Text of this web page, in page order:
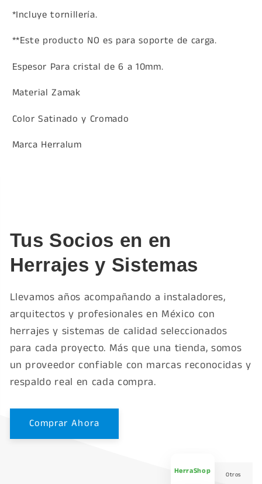
*Incluye tornillería.
**Este producto NO es para soporte de carga.
Espesor Para cristal de 6 a 10mm.
Material Zamak
Color Satinado y Cromado
Marca Herralum
Tus Socios en en
Herrajes y Sistemas
Llevamos años acompañando a instaladores,
arquitectos y profesionales en México con
herrajes y sistemas de calidad seleccionados
para cada proyecto. Más que una tienda, somos
un proveedor confiable con marcas reconocidas y
respaldo real en cada compra.
Comprar Ahora
HerraShop Otros